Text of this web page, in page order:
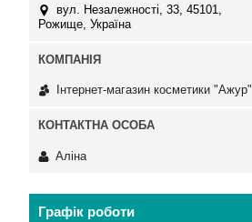
вул. Незалежності, 33, 45101,
Рожище, Україна
Інтернет-магазин косметики "Ажур"
Аліна
Графік роботи